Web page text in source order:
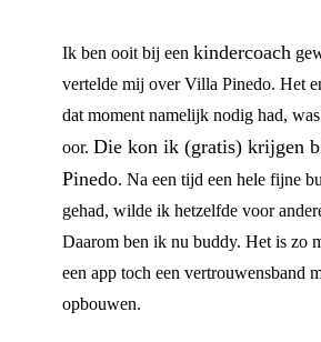
Ik ben ooit bij een kindercoach
vertelde mij over Villa Pinedo. Het
dat moment namelijk nodig had,
oor. Die kon ik (gratis) krijgen
Pinedo. Na een tijd een hele fijne
gehad, wilde ik hetzelfde voor
Daarom ben ik nu buddy. Het is zo
een app toch een vertrouwensband
opbouwen.